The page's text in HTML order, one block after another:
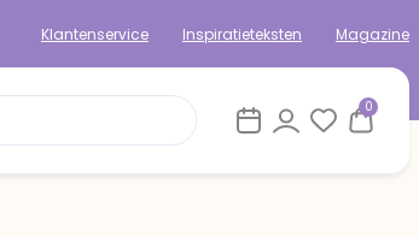
Klantenservice Inspiratieteksten Magazine
0